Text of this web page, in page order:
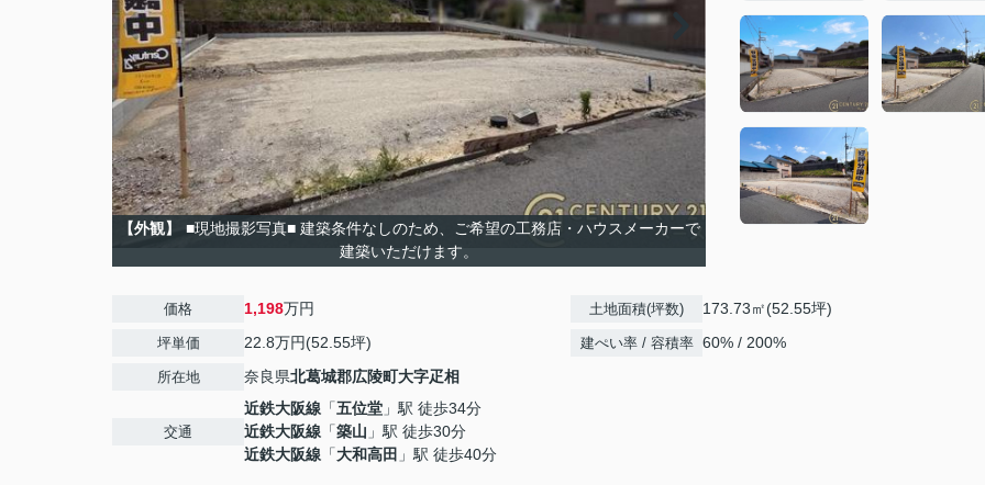
【外観】
■現地撮影写真■ 建築条件なしのため、ご希望の工務店・ハウスメーカーで
建築いただけます。
価格 1,198万円
坪単価 22.8万円(52.55坪)
所在地 奈良県北葛城郡広陵町大字疋相
交通
近鉄大阪線 「五位堂 」駅 徒歩34分
近鉄大阪線 「築山 」駅 徒歩30分
近鉄大阪線 「大和高田 」駅 徒歩40分
土地面積(坪数) 173.73㎡(52.55坪)
建ぺい率 / 容積率 60% / 200%